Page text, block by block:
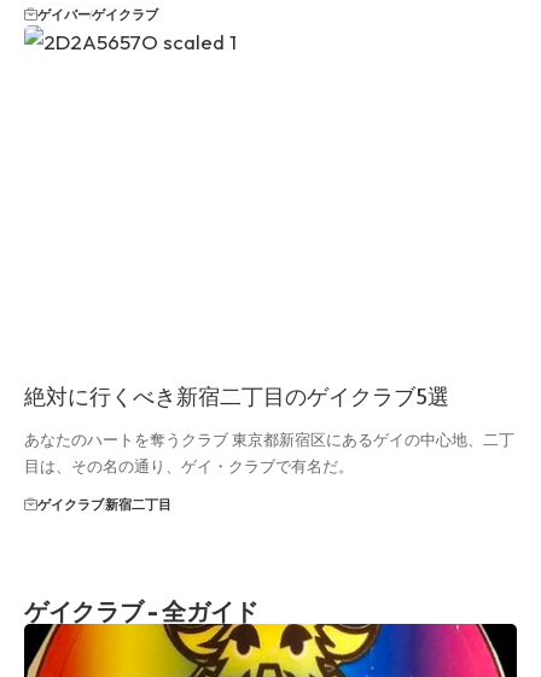
ゲイバーゲイクラブ
絶対に行くべき新宿二丁目のゲイクラブ5選
あなたのハートを奪うクラブ 東京都新宿区にあるゲイの中心地、二丁
目は、その名の通り、ゲイ・クラブで有名だ。
ゲイクラブ新宿二丁目
ゲイクラブ - 全ガイド